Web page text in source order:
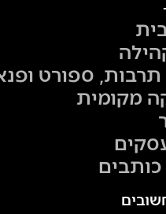
ספורט
מקומית